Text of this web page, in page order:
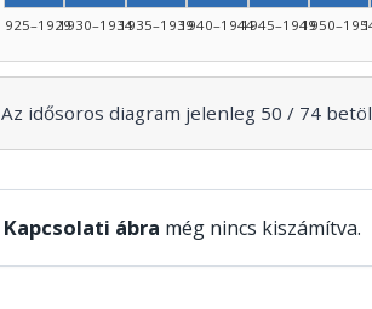
1925–19291930–19341935–19391940–19441945–1949
Az idősoros diagram jelenleg 50 / 74
Kapcsolati ábra még nincs kiszámítva.